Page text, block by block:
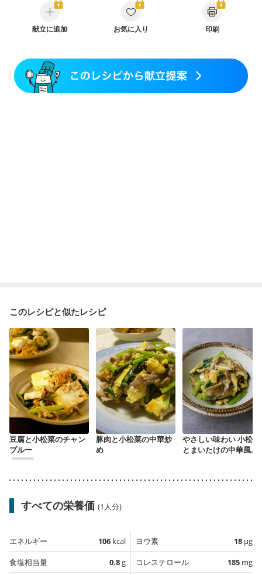
乳がん治療を終えた方・経過観察中の方など
飲み込みにくい
味の感じ方が変わった
食欲がない
産後（ミルク）
骨粗しょう症
関節リウマチ
献立に追加 お気に入り 印刷
このレシピと似たレシピ
豆腐と小松菜のチャン
プルー
豚肉と小松菜の中華炒
め
やさしい味わい 小松菜
とまいたけの中華風卵
すべての栄養価 (1人分)
エネルギー 106 kcal
食塩相当量
0.8g
ヨウ素 18 µg
コレステロール
185 mg